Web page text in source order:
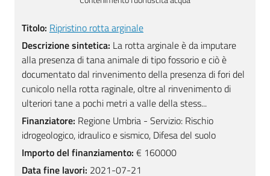
Titolo: Ripristino rotta arginale
Descrizione sintetica: La rotta arginale è da imputare
alla presenza di tana animale di tipo fossorio e ciò è
documentato dal rinvenimento della presenza di fori del
cunicolo nella rotta raginale, oltre al rinvenimento di
ulteriori tane a pochi metri a valle della stess...
Finanziatore: Regione Umbria - Servizio: Rischio
idrogeologico, idraulico e sismico, Difesa del suolo
Importo del finanziamento: € 160000
Data fine lavori: 2021-07-21